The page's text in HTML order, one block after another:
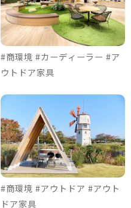
#商環境 #カーディーラー #ア
ウトドア家具
#商環境 #アウトドア #アウト
ドア家具